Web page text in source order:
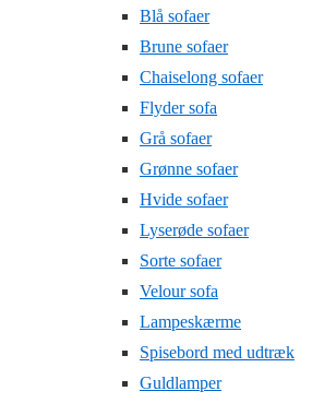
Blå sofaer
Brune sofaer
Chaiselong sofaer
Flyder sofa
Grå sofaer
Grønne sofaer
Hvide sofaer
Lyserøde sofaer
Sorte sofaer
Velour sofa
Lampeskærme
Spisebord med udtræk
Guldlamper